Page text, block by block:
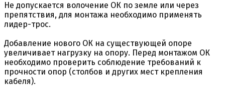
Не допускается волочение ОК по земле или через
препятствия, для монтажа необходимо применять
лидер-трос.
Добавление нового ОК на существующей опоре
увеличивает нагрузку на опору. Перед монтажом ОК
необходимо проверить соблюдение требований к
прочности опор (столбов и других мест крепления
кабеля).